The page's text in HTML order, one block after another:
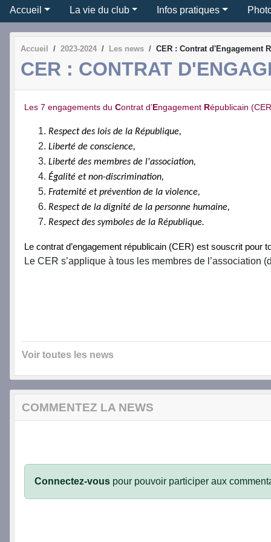
Accueil La vie du club Infos pratiques
Accueil 2023-2024 Les news CER : Contrat d'Engagement
CER : CONTRAT
Les 7 engagements du Contrat d’Engagement Républicain
Respect des lois de la République,
Liberté de conscience,
Liberté des membres de l'association,
Égalité et non-discrimination,
Fraternité et prévention de la violence,
Respect de la dignité de la personne humaine,
Respect des symboles de la République.
Le contrat d’engagement républicain (CER) est souscrit pour
Le CER s’applique à tous les membres de l’association
Voir toutes les news
COMMENTEZ LA NEWS
Connectez-vous pour pouvoir participer aux